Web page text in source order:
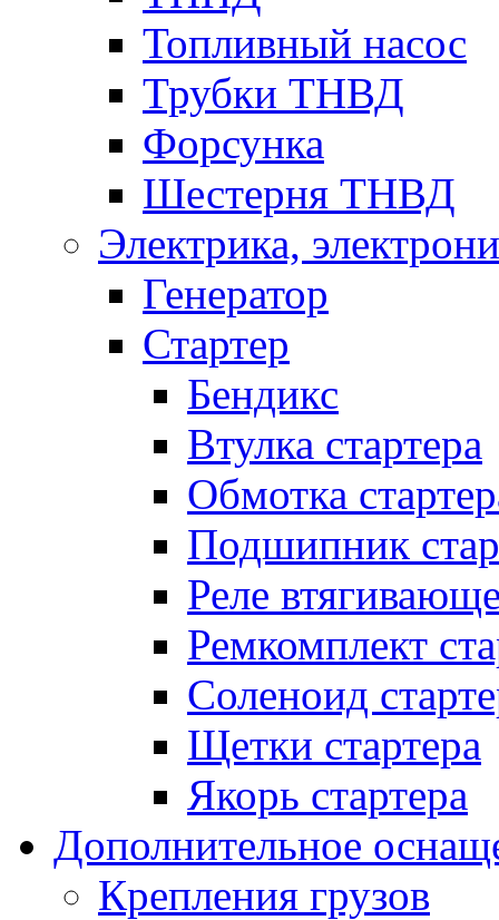
Топливный насос
Трубки ТНВД
Форсунка
Шестерня ТНВД
Электрика,
Генератор
Стартер
Бендикс
Втулка стартера
Обмотка
Подшипник
Реле
Ремкомплект
Соленоид
Щетки стартера
Якорь стартера
Дополнительное
Крепления грузов